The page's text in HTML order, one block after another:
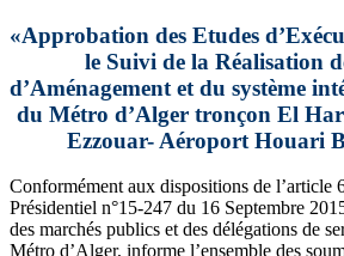
«Approbation des Etudes
le Suivi de la Réalisation
d’Aménagement et du système
du Métro d’Alger tronçon El
Ezzouar- Aéroport Houari
Conformément aux dispositions de l’article
Présidentiel n°15-247 du 16 Septembre
des marchés publics et des délégations de
Métro d’Alger, informe l’ensemble des